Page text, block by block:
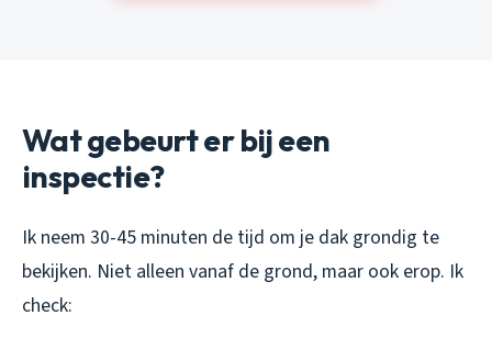
Wat gebeurt er bij een
inspectie?
Ik neem 30-45 minuten de tijd om je dak grondig te
bekijken. Niet alleen vanaf de grond, maar ook erop. Ik
check: